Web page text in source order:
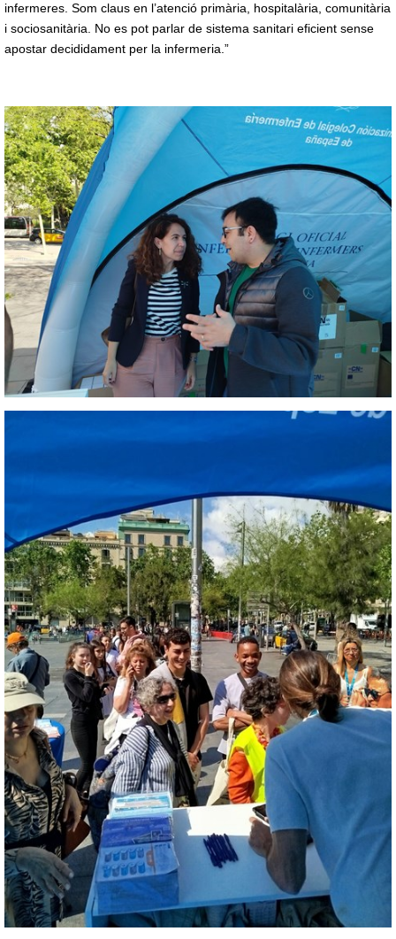
infermeres. Som claus en l’atenció primària, hospitalària, comunitària
i sociosanitària. No es pot parlar de sistema sanitari eficient sense
apostar decididament per la infermeria.”